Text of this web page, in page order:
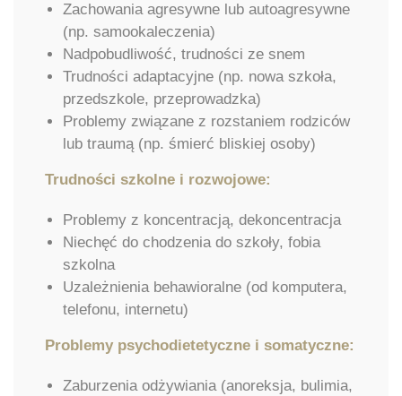
Zachowania agresywne lub autoagresywne
(np. samookaleczenia)
Nadpobudliwość, trudności ze snem
Trudności adaptacyjne (np. nowa szkoła,
przedszkole, przeprowadzka)
Problemy związane z rozstaniem rodziców
lub traumą (np. śmierć bliskiej osoby)
Trudności szkolne i rozwojowe:
Problemy z koncentracją, dekoncentracja
Niechęć do chodzenia do szkoły, fobia
szkolna
Uzależnienia behawioralne (od komputera,
telefonu, internetu)
Problemy psychodietetyczne i somatyczne:
Zaburzenia odżywiania (anoreksja, bulimia,